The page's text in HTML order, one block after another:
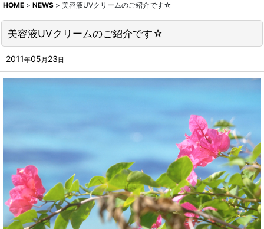
HOME > NEWS > 美容液UVクリームのご紹介です☆
美容液UVクリームのご紹介です☆
2011年05 月 23 日